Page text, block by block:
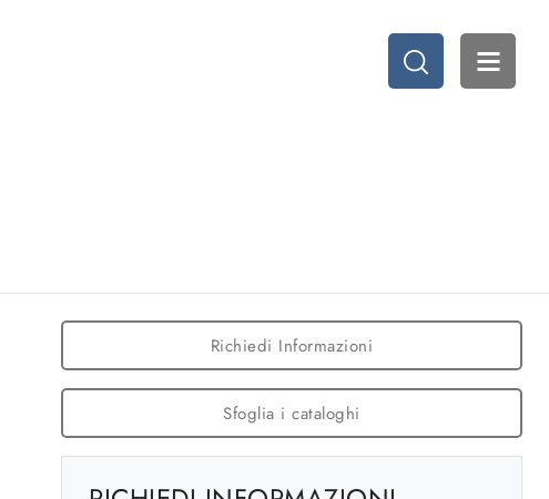
Richiedi Informazioni
Sfoglia i cataloghi